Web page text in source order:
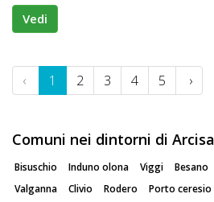
Vedi
‹ 1 2 3 4 5 ›
Comuni nei dintorni di
Bisuschio Induno olona Viggi Besano
Valganna
Clivio Rodero Porto ceresio